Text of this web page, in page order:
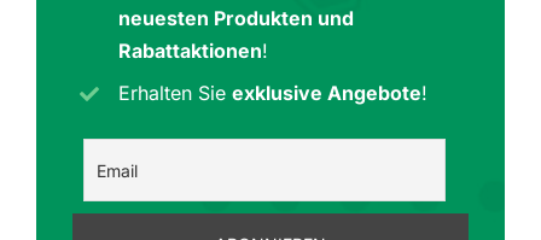
neuesten Produkten und
Rabattaktionen!
Erhalten Sieexklusive Angebote!